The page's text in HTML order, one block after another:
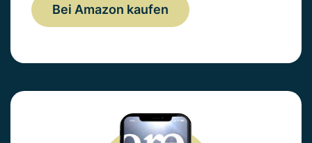
Bei Amazon kaufen